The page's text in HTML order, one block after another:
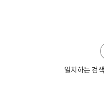
일치하는 검